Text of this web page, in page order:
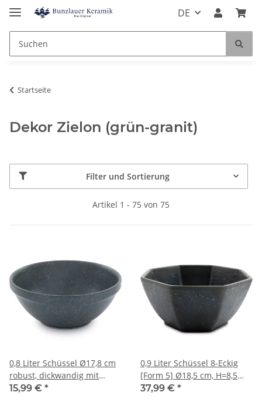
DE
Startseite
Dekor Zielon (grün-granit)
Filter und Sortierung
Artikel 1 - 75 von 75
0,8 Liter Schüssel Ø17,8 cm
robust, dickwandig mit
Innendekor [Form 1] Dekor
15,99 € *
0,9 Liter Schüssel 8-Eckig
[Form 5] Ø18,5 cm, H=8,5
cm, Dekor ZIELON
37,99 € *